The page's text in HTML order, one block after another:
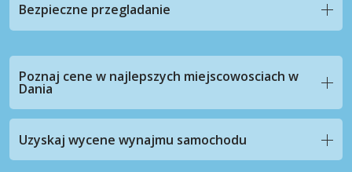
Bezpieczne przegladanie
Poznaj cene w najlepszych miejscowosciach w
Dania
Uzyskaj wycene wynajmu samochodu